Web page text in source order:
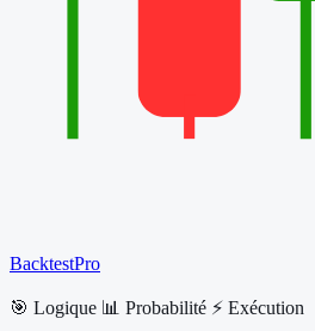
BacktestPro
🎯 Logique 📊 Probabilité ⚡ Exécution